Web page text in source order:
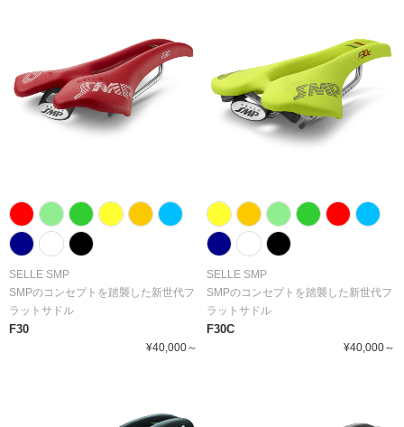
SELLE SMP
SMPのコンセプトを踏襲した新世代フ
ラットサドル
F30
¥40,000～
SELLE SMP
SMPのコンセプトを踏襲した新世代フ
ラットサドル
F30C
¥40,000～